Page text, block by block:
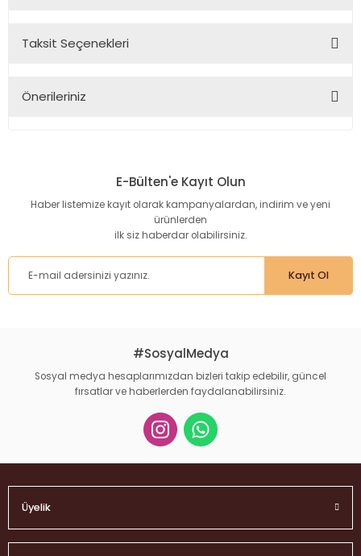
Acil
Taksit Seçenekleri
Önerileriniz
Görüş ve önerileriniz için teşekkür ederiz.
Ürün resmi kalitesiz, bozuk veya görüntülenemiyor.
Ürün bilgilerinde hatalar bulunuyor.
Ürün fiyatı diğer sitelerden daha pahalı.
Gönder
E-Bülten'e Kayıt Olun
Haber listemize kayıt olarak kampanyalardan, indirim ve yeni
ürünlerden
ilk siz haberdar olabilirsiniz.
Kayıt Ol
#SosyalMedya
Sosyal medya hesaplarımızdan bizleri takip edebilir, güncel
fırsatlar ve haberlerden faydalanabilirsiniz.
Üyelik